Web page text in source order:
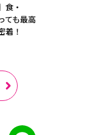
食・
ても最高
着！